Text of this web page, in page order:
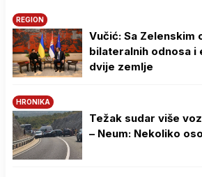
REGION
Vučić: Sa Zelenskim
bilateralnih odnosa i
dvije zemlje
HRONIKA
Težak sudar više
– Neum: Nekoliko